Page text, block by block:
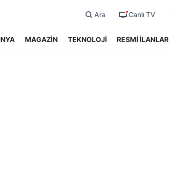
Ara Canlı TV
MAGAZİN TEKNOLOJİ RESMİ İLANLAR